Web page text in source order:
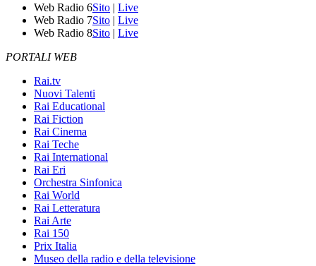
Web Radio 6Sito | Live
Web Radio 7Sito | Live
Web Radio 8Sito | Live
PORTALI WEB
Rai.tv
Nuovi Talenti
Rai Educational
Rai Fiction
Rai Cinema
Rai Teche
Rai International
Rai Eri
Orchestra Sinfonica
Rai World
Rai Letteratura
Rai Arte
Rai 150
Prix Italia
Museo della radio e della televisione